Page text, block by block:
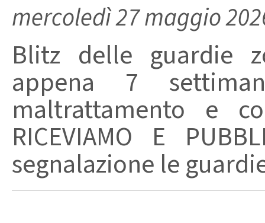
mercoledì 27 maggio
Blitz delle guardie
appena 7
maltrattamento e
RICEVIAMO E
segnalazione le